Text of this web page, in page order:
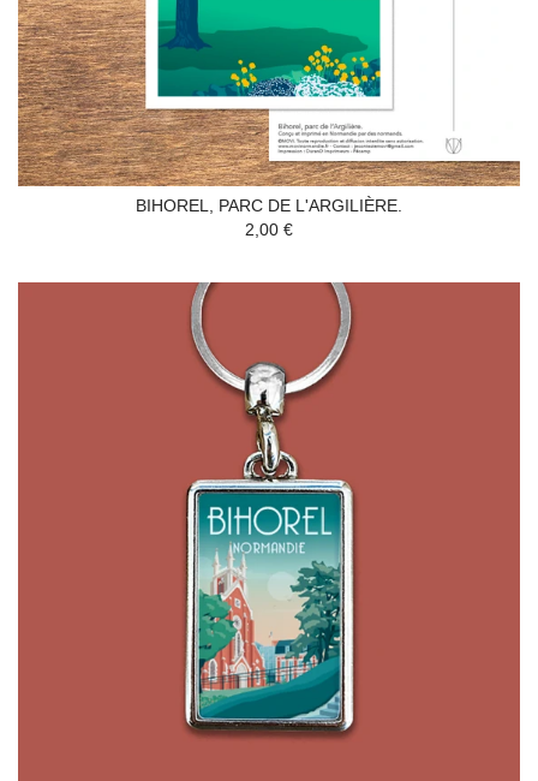
BIHOREL, PARC DE L'ARGILIÈRE.
2,00 €